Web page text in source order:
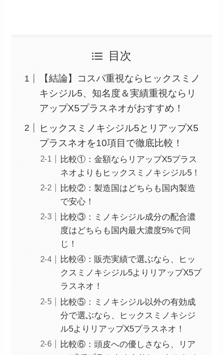
目次
【結論】コスパ重視ならヒックスミノ
キシジル5、知名度＆実績重視ならリ
アップX5プラスネオがおすすめ！
ヒックスミノキシジル5とリアップX5
プラスネオを10項目で徹底比較！
比較①：金額ならリアップX5プラス
ネオよりもヒックスミノキシジル5！
比較②：製造国はどちらも国内製造
で安心！
比較③：ミノキシジル成分の配合濃
度はどちらも国内最大濃度5%で同
じ！
比較④：販売実績で選ぶなら、ヒッ
クスミノキシジル5よりリアップX5プ
ラスネオ！
比較⑤：ミノキシジル以外の有効成
分で選ぶなら、ヒックスミノキシジ
ル5よりリアップX5プラスネオ！
比較⑥：頭皮への優しさなら、リア